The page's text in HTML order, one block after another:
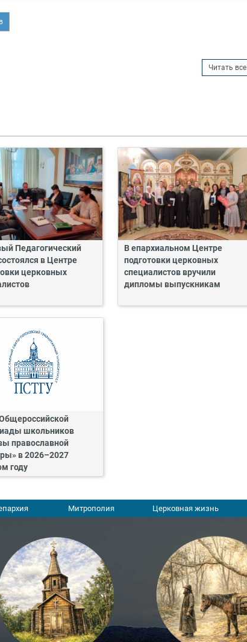
Читать все
Педагогический
в Центре
церковных
В епархиальном Центре
подготовки церковных
специалистов вручили
дипломы выпускникам
школьников
православной
в 2026–2027
году
Митрополия Церковная жизнь